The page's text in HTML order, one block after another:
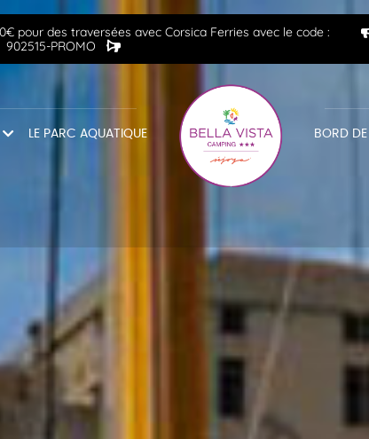
pour des traversées avec Corsica Ferries avec le code :
902515-PROMO
LE PARC AQUATIQUE BORD